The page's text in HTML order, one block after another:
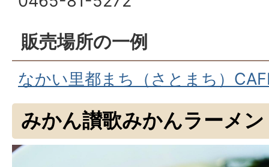
販売場所の一例
なかい里都まち（さとまち）
みかん讃歌みかんラーメン